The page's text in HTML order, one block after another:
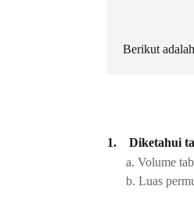
Berikut
1.
Diketahui
a. Volume
b. Luas